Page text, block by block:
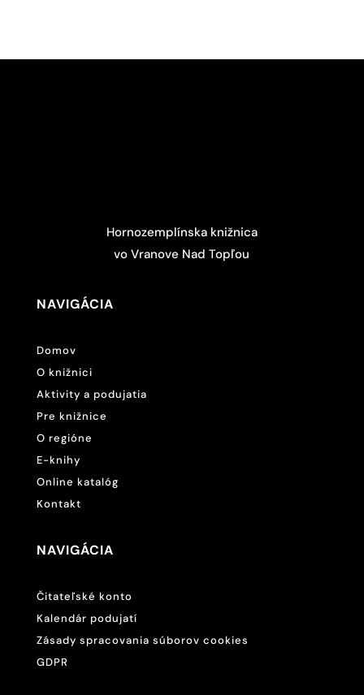
Hornozemplínska knižnica
vo Vranove Nad Topľou
NAVIGÁCIA
Domov
O knižnici
Aktivity a podujatia
Pre knižnice
O regióne
E-knihy
Online katalóg
Kontakt
NAVIGÁCIA
Čitateľské konto
Kalendár podujatí
Zásady spracovania súborov cookies
GDPR